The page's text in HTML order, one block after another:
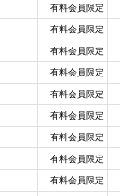
有料会員限定
有料会員限定
有料会員限定
有料会員限定
有料会員限定
有料会員限定
有料会員限定
有料会員限定
有料会員限定